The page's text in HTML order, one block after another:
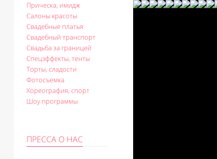
Прическа, имидж
Салоны красоты
Свадебные платья
Свадебный транспорт
Свадьба за границей
Спецэффекты, тенты
Торты, сладости
Фотосъемка
Хореография, спорт
Шоу программы
ПРЕССА О НАС